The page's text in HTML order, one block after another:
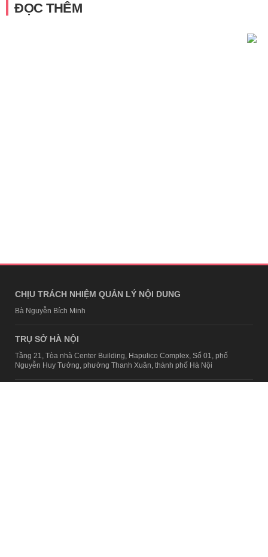
ĐỌC THÊM
CHỊU TRÁCH NHIỆM QUẢN LÝ NỘI DUNG
Bà Nguyễn Bích Minh
TRỤ SỞ HÀ NỘI
Tầng 21, Tòa nhà Center Building, Hapulico Complex, Số 01, phố
Nguyễn Huy Tưởng, phường Thanh Xuân, thành phố Hà Nội